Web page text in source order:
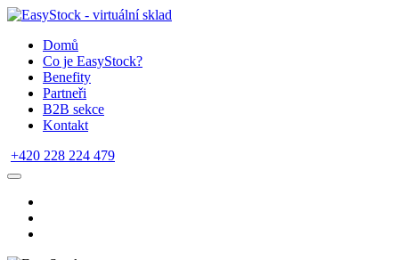
Domů
Co je EasyStock?
Benefity
Partneři
B2B sekce
Kontakt
+420 228 224 479